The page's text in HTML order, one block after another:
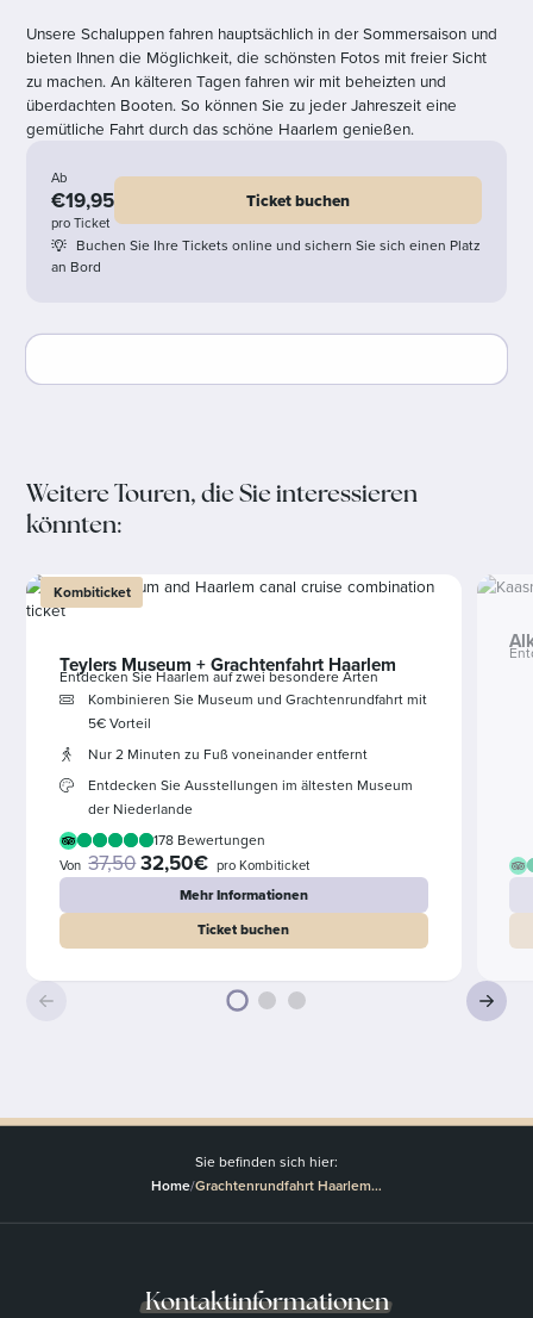
Unsere Schaluppen fahren hauptsächlich in der Sommersaison und
bieten Ihnen die Möglichkeit, die schönsten Fotos mit freier Sicht
zu machen. An kälteren Tagen fahren wir mit beheizten und
überdachten Booten. So können Sie zu jeder Jahreszeit eine
gemütliche Fahrt durch das schöne Haarlem genießen.
Ab
€19,95
pro Ticket
Ticket buchen
Buchen Sie Ihre Tickets online und sichern Sie sich einen Platz
an Bord
Weitere Touren, die Sie interessieren
könnten:
Kombiticket
Teylers Museum + Grachtenfahrt Haarlem
Entdecken Sie Haarlem auf zwei besondere Arten
Kombinieren Sie Museum und Grachtenrundfahrt mit
5€ Vorteil
Nur 2 Minuten zu Fuß voneinander entfernt
Entdecken Sie Ausstellungen im ältesten Museum
der Niederlande
178 Bewertungen
Von 37,5032,50€ pro Kombiticket
Mehr Informationen
Ticket buchen
Sie befinden sich hier:
Home/Grachtenrundfahrt Haarlem…
Kontaktinformationen